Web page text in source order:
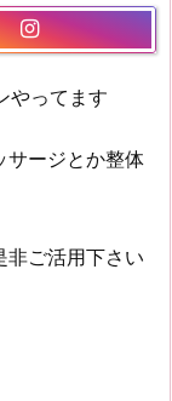
やってます
サージとか整体
非ご活用下さい